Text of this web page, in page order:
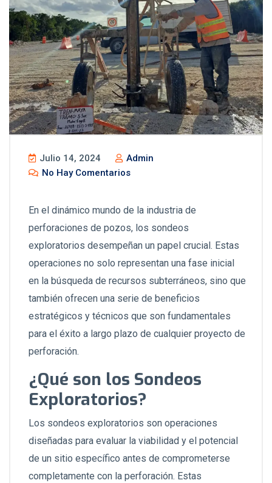
Julio 14, 2024
Admin
No Hay Comentarios
En el dinámico mundo de la industria de
perforaciones de pozos, los sondeos
exploratorios desempeñan un papel crucial. Estas
operaciones no solo representan una fase inicial
en la búsqueda de recursos subterráneos, sino que
también ofrecen una serie de beneficios
estratégicos y técnicos que son fundamentales
para el éxito a largo plazo de cualquier proyecto de
perforación.
¿Qué son los Sondeos
Exploratorios?
Los sondeos exploratorios son operaciones
diseñadas para evaluar la viabilidad y el potencial
de un sitio específico antes de comprometerse
completamente con la perforación. Estas